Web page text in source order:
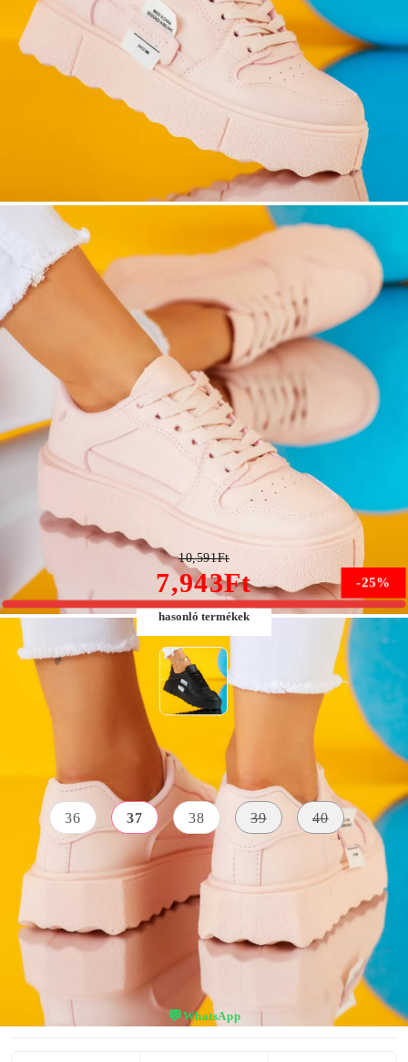
Winter Női Rózsaszín Sportcipő #9553
-25%
7,943Ft
10,591Ft
hasonló termékek
Méret: Méret útmutató
36 37 38 39 40
KÜLSŐ
ANYAG
Bőr Utánzat
A TALP
3 centiméter
💬WhatsApp